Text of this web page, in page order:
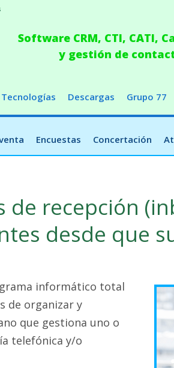
Software CRM, CTI, CATI,
y gestión de
Tecnologías Descargas Grupo 77
Encuestas Concertación
de recepción
desde que
informático total
de organizar y
que gestiona uno o
telefónica y/o